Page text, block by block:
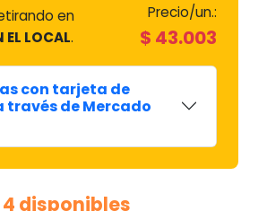
en
EL LOCAL.
Precio/un.:
$ 43.003
con tarjeta de
través de Mercado
4 disponibles